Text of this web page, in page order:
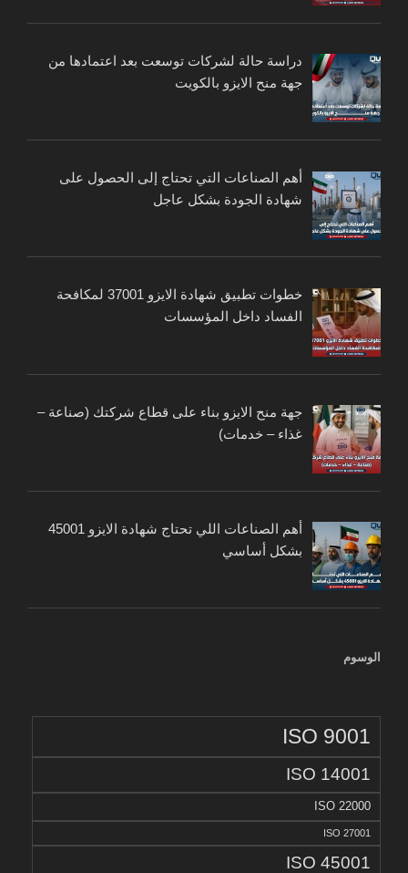
دراسة حالة لشركات توسعت بعد اعتمادها من
جهة منح الايزو بالكويت
أهم الصناعات التي تحتاج إلى الحصول على
شهادة الجودة بشكل عاجل
خطوات تطبيق شهادة الايزو 37001 لمكافحة
الفساد داخل المؤسسات
جهة منح الايزو بناء على قطاع شركتك (صناعة –
غذاء – خدمات)
أهم الصناعات اللي تحتاج شهادة الايزو 45001
بشكل أساسي
الوسوم
ISO 9001
ISO 14001
ISO 22000
ISO 27001
ISO 45001